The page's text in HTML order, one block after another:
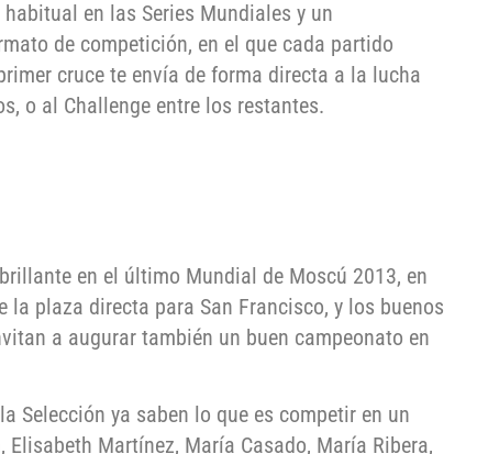
en las Series Mundiales y un
de competición, en el que cada partido
cruce te envía de forma directa a la lucha
o al Challenge entre los restantes.
en el último Mundial de Moscú 2013, en
la plaza directa para San Francisco, y los buenos
a augurar también un buen campeonato en
Selección ya saben lo que es competir en un
Elisabeth Martínez, María Casado, María Ribera,